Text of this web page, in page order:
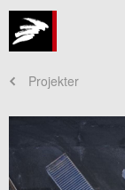
Projekter